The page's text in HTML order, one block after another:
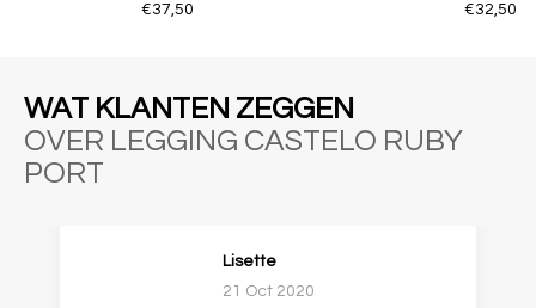
€37,50
€32,50
WAT KLANTEN ZEGGEN
OVER LEGGING CASTELO RUBY
PORT
Lisette
21 Oct 2020